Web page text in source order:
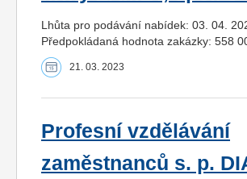
Lhůta pro podávání nabídek: 03. 04.
Předpokládaná hodnota zakázky: 558
21. 03. 2023
Profesní vzdělávání
zaměstnanců s. p.